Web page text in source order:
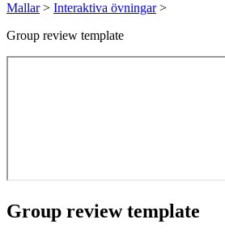
Mallar > Interaktiva övningar >
Group review template
Group review template